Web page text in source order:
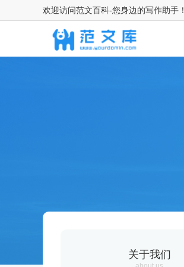
欢迎访问范文百科-您身边的写作助手！
关于我们